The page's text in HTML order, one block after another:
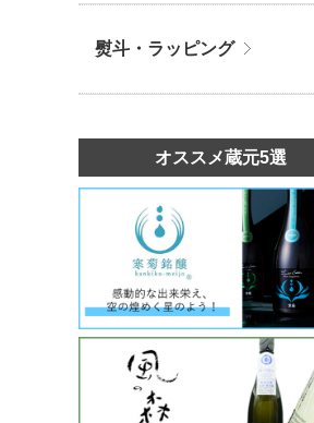
熨斗・ラッピング
オススメ蔵元5選